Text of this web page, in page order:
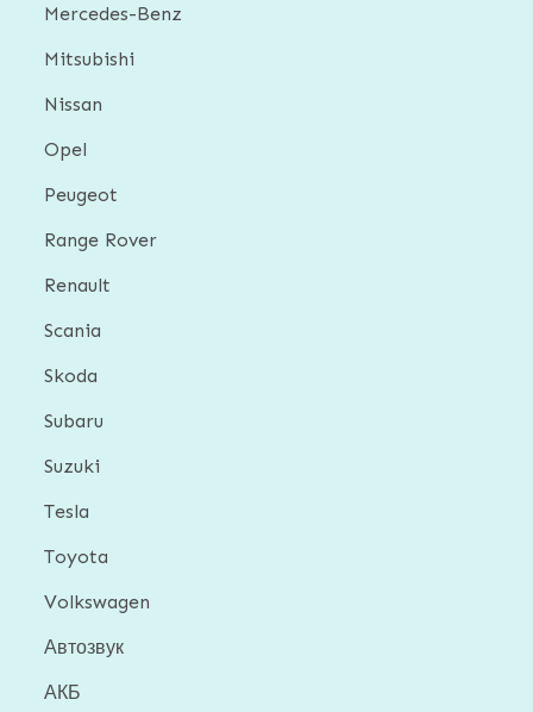
Mercedes-Benz
Mitsubishi
Nissan
Opel
Peugeot
Range Rover
Renault
Scania
Skoda
Subaru
Suzuki
Tesla
Toyota
Volkswagen
Автозвук
АКБ